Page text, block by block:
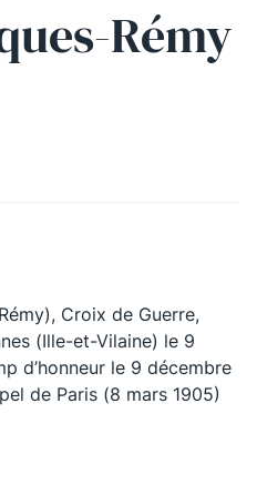
Rémy
Croix de Guerre,
(Ille-et-Vilaine) le 9
d’honneur le 9 décembre
de Paris (8 mars 1905)